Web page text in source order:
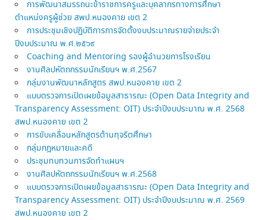
การพัฒนาสมรรถนะข้าราชการครูและบุคลากรทางการศึกษา
ตำแหน่งครูผู้ช่วย สพป.หนองคาย เขต 2
การประชุมเชิงปฏิบัติการการจัดตั้งงบประมาณรายจ่ายประจำ
ปีงบประมาณ พ.ศ.๒๕๖๙
Coaching and Mentoring รองผู้อำนวยการโรงเรียน
งานศิลปหัตถกรรมนักเรียนฯ พ.ศ.2567
กลุ่มงานพัฒนาหลักสูตร สพป.หนองคาย เขต 2
แบบตรวจการเปิดเผยข้อมูลสาธารณะ (Open Data Integrity and
Transparency Assessment: OIT) ประจำปีงบประมาณ พ.ศ. 2568
สพป.หนองคาย เขต 2
การขับเคลื่อนหลักสูตรต้านทุจริตศึกษา
กลุ่มกฎหมายและคดี
ประชุมทบทวนการจัดทำแผนฯ
งานศิลปหัตถกรรมนักเรียนฯ พ.ศ.2568
แบบตรวจการเปิดเผยข้อมูลสาธารณะ (Open Data Integrity and
Transparency Assessment: OIT) ประจำปีงบประมาณ พ.ศ. 2569
สพป.หนองคาย เขต 2